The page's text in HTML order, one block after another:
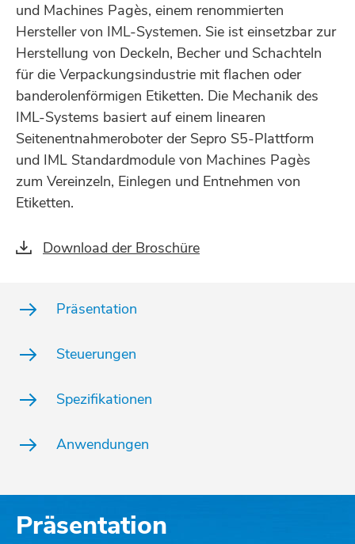
und Machines Pagès, einem renommierten
Hersteller von IML-Systemen. Sie ist einsetzbar zur
Herstellung von Deckeln, Becher und Schachteln
für die Verpackungsindustrie mit flachen oder
banderolenförmigen Etiketten. Die Mechanik des
IML-Systems basiert auf einem linearen
Seitenentnahmeroboter der Sepro S5-Plattform
und IML Standardmodule von Machines Pagès
zum Vereinzeln, Einlegen und Entnehmen von
Etiketten.
Download der Broschüre
Präsentation
Steuerungen
Spezifikationen
Anwendungen
Präsentation